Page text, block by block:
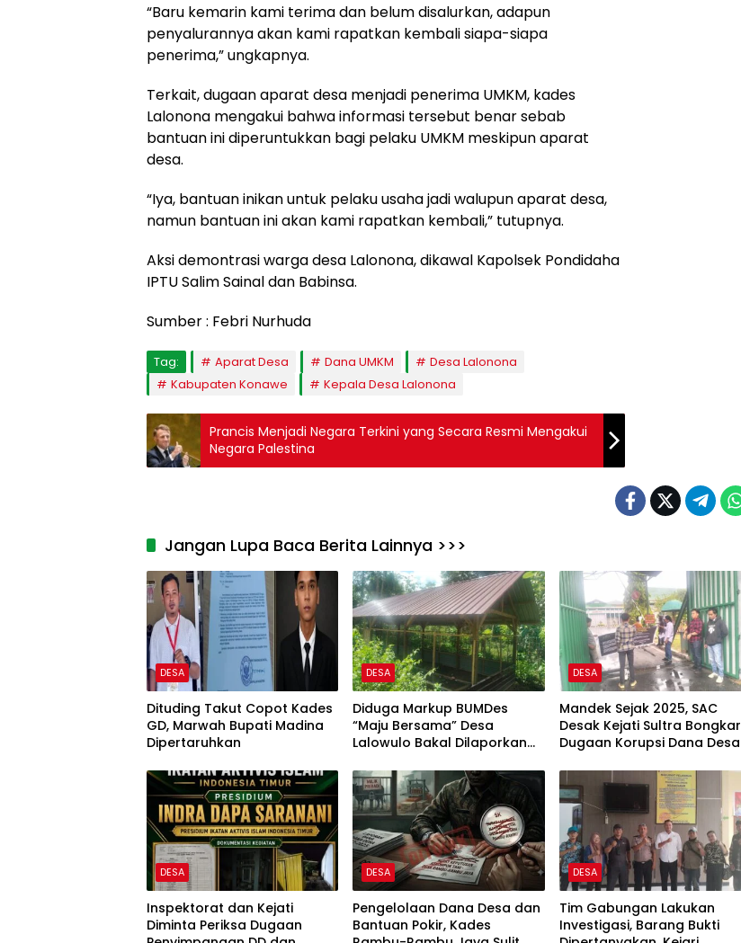
“Baru kemarin kami terima dan belum disalurkan, adapun
penyalurannya akan kami rapatkan kembali siapa-siapa
penerima,” ungkapnya.
Terkait, dugaan aparat desa menjadi penerima UMKM, kades
Lalonona mengakui bahwa informasi tersebut benar sebab
bantuan ini diperuntukkan bagi pelaku UMKM meskipun aparat
desa.
“Iya, bantuan inikan untuk pelaku usaha jadi walupun aparat desa,
namun bantuan ini akan kami rapatkan kembali,” tutupnya.
Aksi demontrasi warga desa Lalonona, dikawal Kapolsek Pondidaha
IPTU Salim Sainal dan Babinsa.
Sumber : Febri Nurhuda
Tag: Aparat Desa Dana UMKM
Desa Lalonona
Kabupaten Konawe
Kepala Desa Lalonona
Prancis Menjadi Negara Terkini yang Secara Resmi Mengakui
Negara Palestina
Jangan Lupa Baca Berita Lainnya >>>
DESA
Dituding Takut Copot Kades
GD, Marwah Bupati Madina
Dipertaruhkan
DESA
Diduga Markup BUMDes
“Maju Bersama” Desa
Lalowulo Bakal Dilaporkan
DESA
Mandek Sejak 2025, SAC
Desak Kejati Sultra Bongkar
Dugaan Korupsi Dana Desa
DESA
Inspektorat dan Kejati
Diminta Periksa Dugaan
DESA
Pengelolaan Dana Desa dan
Bantuan Pokir, Kades
DESA
Tim Gabungan Lakukan
Investigasi, Barang Bukti